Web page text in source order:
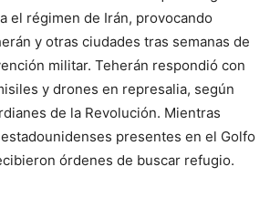
el régimen de Irán, provocando
y otras ciudades tras semanas de
militar. Teherán respondió con
y drones en represalia, según
de la Revolución. Mientras
presentes en el Golfo
órdenes de buscar refugio.